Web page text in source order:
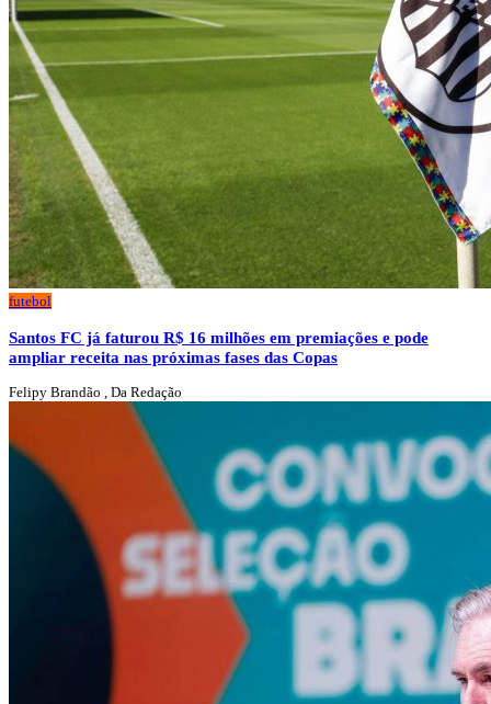
futebol
Santos FC já faturou R$ 16 milhões em premiações e pode
ampliar receita nas próximas fases das Copas
Felipy Brandão , Da Redação